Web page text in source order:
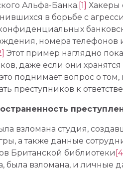
Альфа-Банка. [1] Хакеры
в борьбе с
номера телефонов
Этот пример наглядно
даже если они
поднимает вопрос о
преступников к
взломана студия,
а также данные
Британской библиотеки
была взломана, и личные